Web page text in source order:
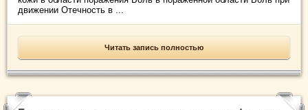
движении Отечность в ...
Читать запись полностью